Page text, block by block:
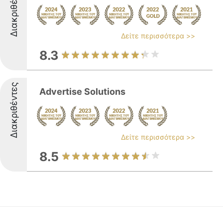
Δείτε περισσότερα >>
8.3
Διακριθέντες Advertise Solutions
Δείτε περισσότερα >>
8.5